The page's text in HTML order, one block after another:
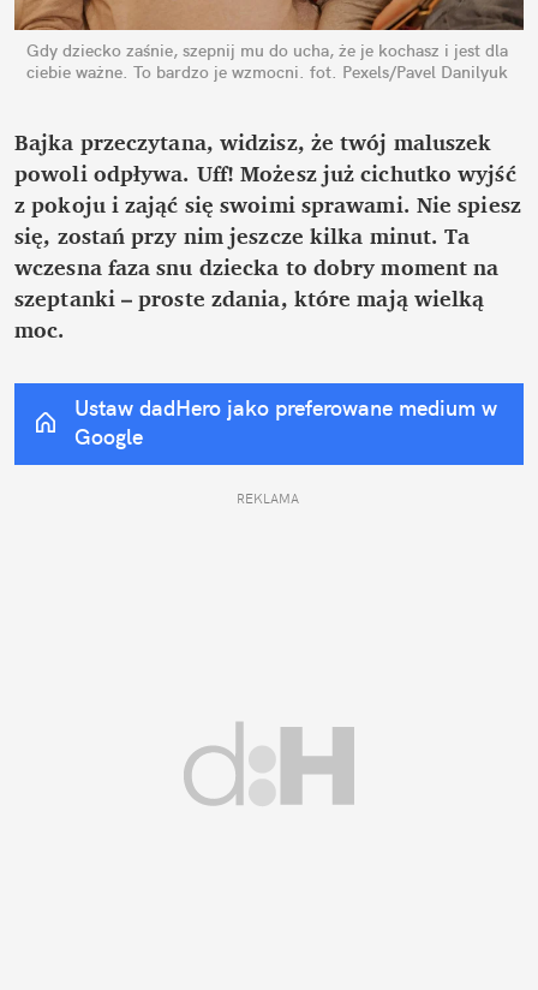
Gdy dziecko zaśnie, szepnij mu do ucha, że je kochasz i jest dla
ciebie ważne. To bardzo je wzmocni. fot. Pexels/Pavel Danilyuk
Bajka przeczytana, widzisz, że twój maluszek
powoli odpływa. Uff! Możesz już cichutko wyjść
z pokoju i zająć się swoimi sprawami. Nie spiesz
się, zostań przy nim jeszcze kilka minut. Ta
wczesna faza snu dziecka to dobry moment na
szeptanki – proste zdania, które mają wielką
moc.
Ustaw dadHero jako preferowane medium w
Google
REKLAMA